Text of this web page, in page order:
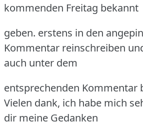
kommenden Freitag bekannt
geben. erstens in den
Kommentar reinschreiben
auch unter dem
entsprechenden Kommentar
Vielen dank, ich habe mich
dir meine Gedanken